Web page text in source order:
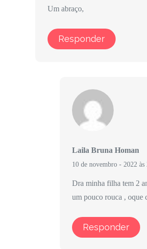
Um abraço,
Responder
Laila Bruna Homan
10 de novembro - 2022 às
Dra minha filha tem 2
um pouco rouca , oque
Responder